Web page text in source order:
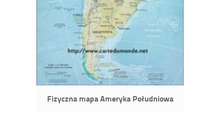
Fizyczna mapa Ameryka Południowa